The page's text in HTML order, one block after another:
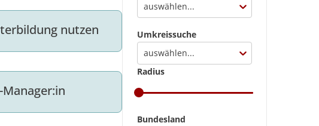
nutzen
auswählen...
Umkreissuche
auswählen...
Radius
Bundesland